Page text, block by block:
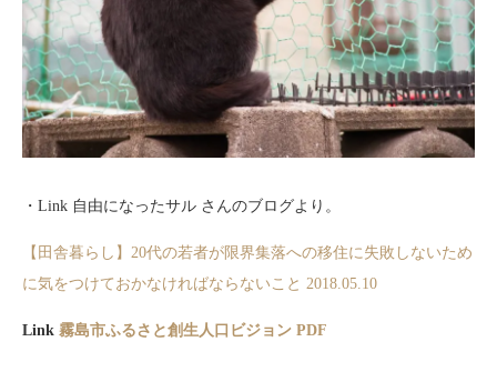
・Link 自由になったサル さんのブログより。
【田舎暮らし】20代の若者が限界集落への移住に失敗しないため
に気をつけておかなければならないこと 2018.05.10
Link 霧島市ふるさと創生人口ビジョン PDF